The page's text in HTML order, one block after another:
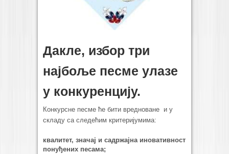
Дакле, избор три
најбоље песме улазе
у конкуренцију.
Конкурсне песме ће бити вредноване и у
складу са следећим критеријумима:
квалитет, значај и садржајна иновативност
понуђених песама;